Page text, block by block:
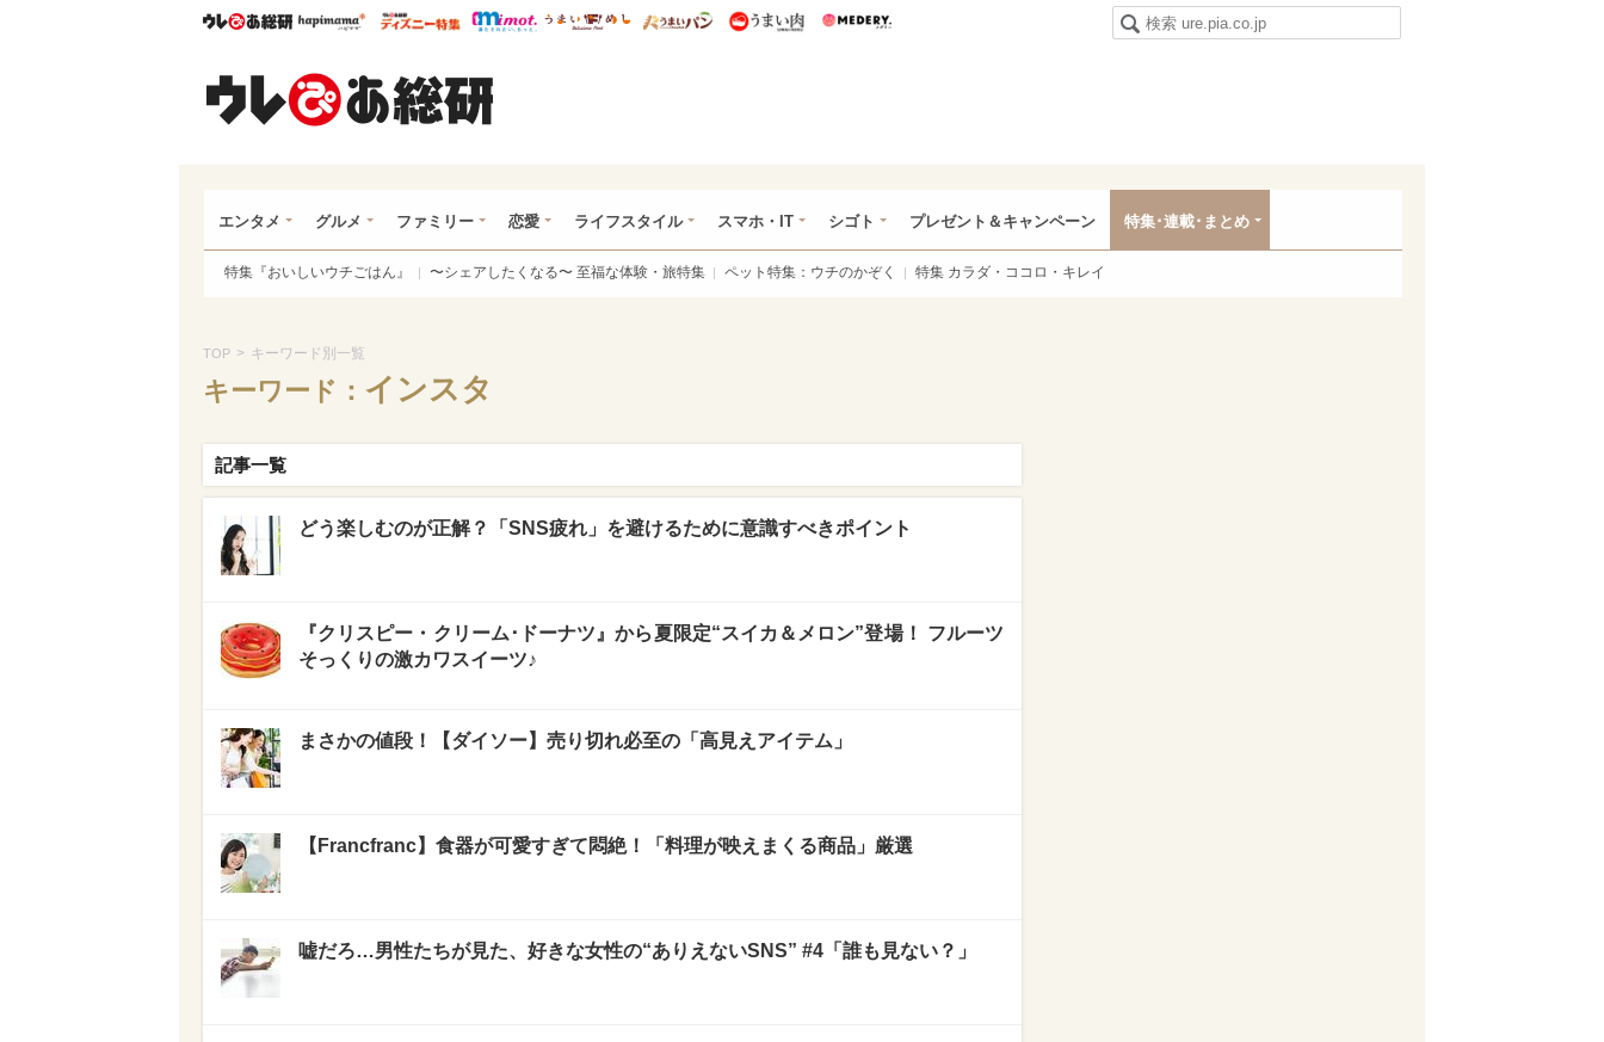
ウレぴあ総研ハピママ* ウレぴあ総研 ディズニー特集
mimot. うまいめし うまいパン うまい肉
エンタメ グルメ ファミリー 恋愛 ライフスタイル スマホ・IT シゴト プレゼント＆キャンペーン 特集･連載･まとめ
特集『おいしいウチごはん』 〜シェアしたくなる〜 至福な体験・旅特集 ペット特集：ウチのかぞく 特集 カラダ・ココロ・キレイ
TOP > キーワード別一覧
キーワード： インスタ
記事一覧
どう楽しむのが正解？「SNS疲れ」を避けるために意識すべきポイント
『クリスピー・クリーム･ドーナツ』から夏限定“スイカ＆メロン”登場！ フルーツ
そっくりの激カワスイーツ♪
まさかの値段！【ダイソー】売り切れ必至の「高見えアイテム」
【Francfranc】食器が可愛すぎて悶絶！「料理が映えまくる商品」厳選
嘘だろ…男性たちが見た、好きな女性の“ありえないSNS” #4「誰も見ない？」